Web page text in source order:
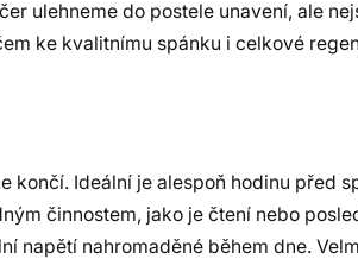
ulehneme do postele unavení, ale
ke kvalitnímu spánku i celkové
končí. Ideální je alespoň hodinu před
činnostem, jako je čtení nebo
napětí nahromaděné během dne.